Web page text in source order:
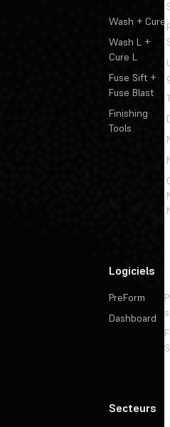
Wash + Cure
Wash L +
Cure L
Fuse Sift +
Fuse Blast
Finishing
Tools
Logiciels
PreForm
Dashboard
Secteurs